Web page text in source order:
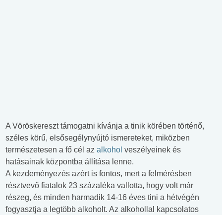
A Vöröskereszt támogatni kívánja a tinik körében történő,
széles körű, elsősegélynyújtó ismereteket, miközben
természetesen a fő cél az alkohol veszélyeinek és
hatásainak központba állítása lenne.
A kezdeményezés azért is fontos, mert a felmérésben
résztvevő fiatalok 23 százaléka vallotta, hogy volt már
részeg, és minden harmadik 14-16 éves tini a hétvégén
fogyasztja a legtöbb alkoholt. Az alkohollal kapcsolatos